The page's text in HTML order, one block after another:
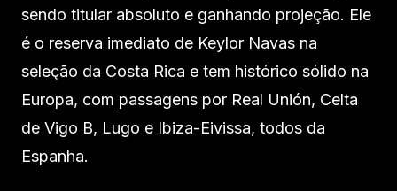
sendo titular absoluto e ganhando projeção. Ele
é o reserva imediato de Keylor Navas na
seleção da Costa Rica e tem histórico sólido na
Europa, com passagens por Real Unión, Celta
de Vigo B, Lugo e Ibiza-Eivissa, todos da
Espanha.